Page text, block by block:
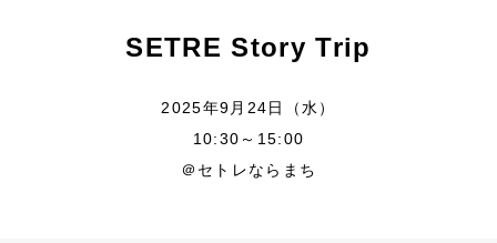
SETRE Story Trip
2025年9月24日（水）
10:30～15:00
＠セトレならまち